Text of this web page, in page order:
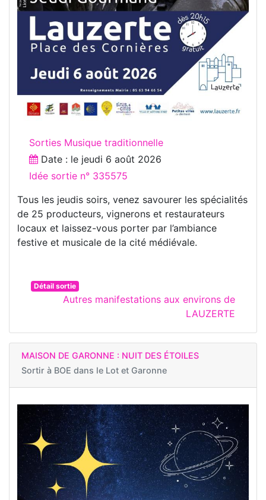
Sorties Musique traditionnelle
Date : le jeudi 6 août 2026
Idée sortie n° 335575
Tous les jeudis soirs, venez savourer les spécialités
de 25 producteurs, vignerons et restaurateurs
locaux et laissez-vous porter par l’ambiance
festive et musicale de la cité médiévale.
Détail sortie
Autres manifestations aux environs de
LAUZERTE
MAISON DE GARONNE : NUIT DES ÉTOILES
Sortir à BOE dans le Lot et Garonne